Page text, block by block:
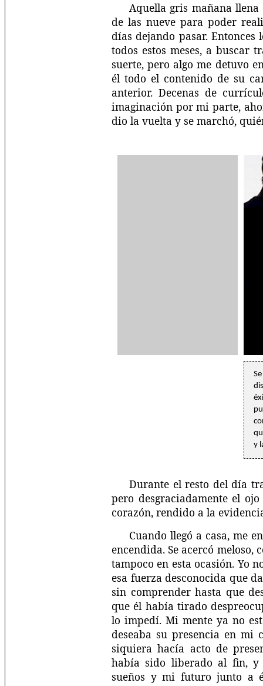
Aquella gris mañana
de las nueve para poder
días dejando pasar.
todos estos meses, a buscar
suerte, pero algo me detuvo
él todo el contenido de su
anterior. Decenas de
imaginación por mi parte,
dio la vuelta y se marchó,
y
Durante el resto del día
pero desgraciadamente el
corazón, rendido a la
Cuando llegó a casa, me
encendida. Se acercó
tampoco en esta ocasión. Yo
esa fuerza desconocida que
sin comprender hasta que
que él había tirado
lo impedí. Mi mente ya no
deseaba su presencia en mi
siquiera hacía acto de
había sido liberado al fin, y
sueños y mi futuro junto a